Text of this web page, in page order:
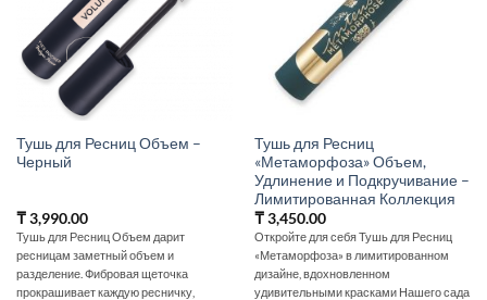
Тушь для Ресниц Объем –
Черный
₸3,990.00
Тушь для Ресниц Объем дарит
ресницам заметный объем и
разделение. Фибровая щеточка
прокрашивает каждую ресничку,
Тушь для Ресниц
«Метаморфоза» Объем,
Удлинение и Подкручивание –
Лимитированная Коллекция
₸3,450.00
Откройте для себя Тушь для Ресниц
«Метаморфоза» в лимитированном
дизайне, вдохновленном
удивительными красками Нашего сада